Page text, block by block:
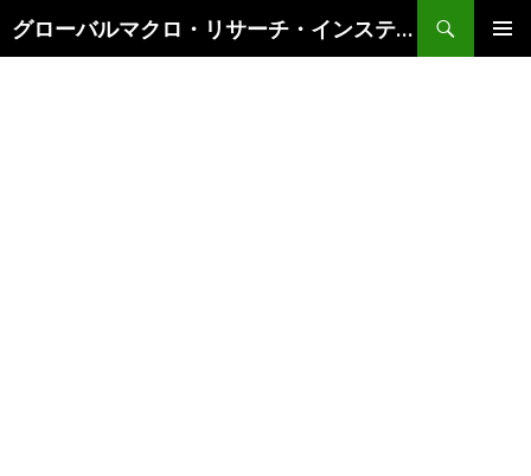
グローバルマクロ・リサーチ・インスティテュート
索